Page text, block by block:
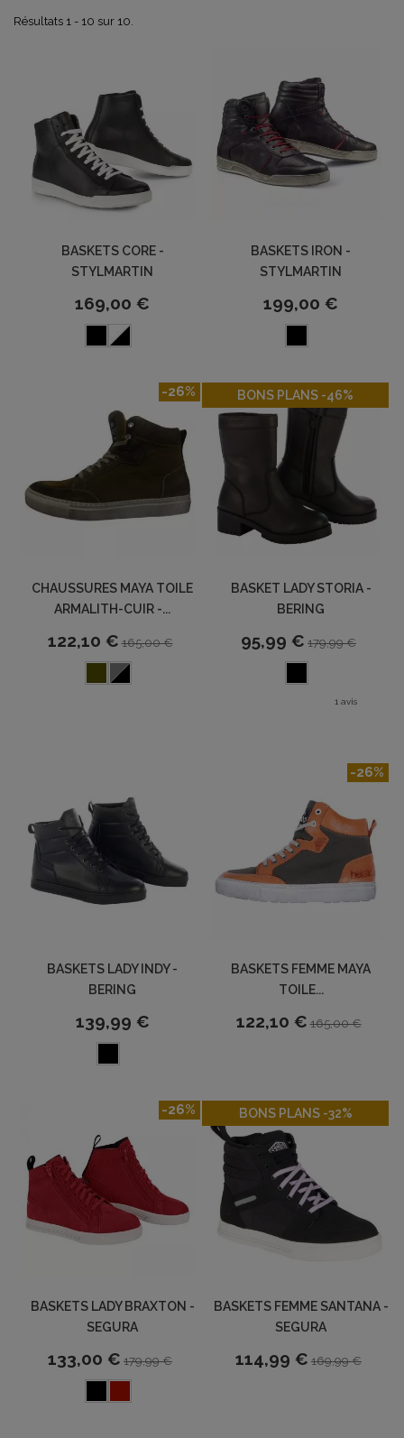
Résultats 1 - 10 sur 10.
BASKETS CORE -
STYLMARTIN
169,00 €
BASKETS IRON -
STYLMARTIN
199,00 €
CHAUSSURES MAYA TOILE
ARMALITH-CUIR -...
122,10 € 165,00 €
-26% BONS PLANS -46%
BASKET LADY STORIA -
BERING
95,99 € 179,99 €
-46%
1 avis
BASKETS LADY INDY -
BERING
139,99 €
BASKETS FEMME MAYA
TOILE...
122,10 € 165,00 €
-26%
BASKETS LADY BRAXTON -
SEGURA
133,00 € 179,99 €
-26% BONS PLANS -32%
BASKETS FEMME SANTANA -
SEGURA
114,99 € 169,99 €